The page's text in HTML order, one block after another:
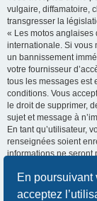
En poursuivant
acceptez
vulgaire, diffamatoire,
transgresser la
« Les motos anglaises
internationale. Si vous
un bannissement
votre fournisseur
tous les messages est
conditions. Vous
le droit de supprimer,
sujet et message à
En tant qu’utilisateur,
renseignées soient
informations ne seront
consentement, ni «
être tenus comme
visant à compromettre